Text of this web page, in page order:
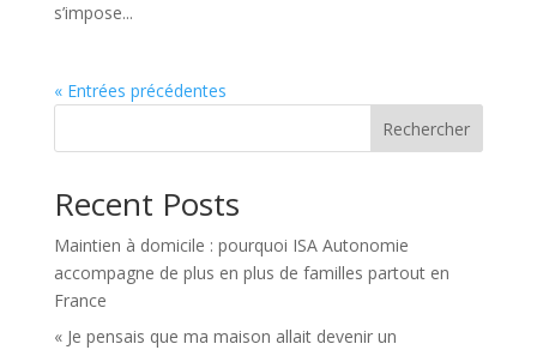
s’impose...
« Entrées précédentes
Rechercher
Recent Posts
Maintien à domicile : pourquoi ISA Autonomie
accompagne de plus en plus de familles partout en
France
« Je pensais que ma maison allait devenir un